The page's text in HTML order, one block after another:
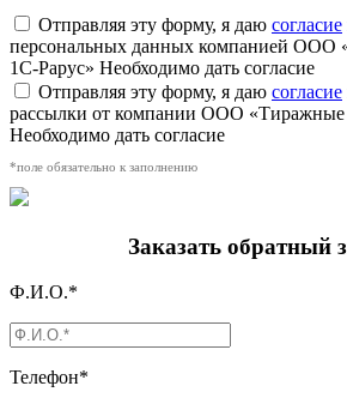
Отправляя эту форму, я даю согласие
персональных данных компанией ООО
1С-Рарус» Необходимо дать согласие
Отправляя эту форму, я даю согласие
рассылки от компании ООО «Тиражные
Необходимо дать согласие
*поле обязательно к заполнению
Заказать обратный
Ф.И.О.*
Телефон*